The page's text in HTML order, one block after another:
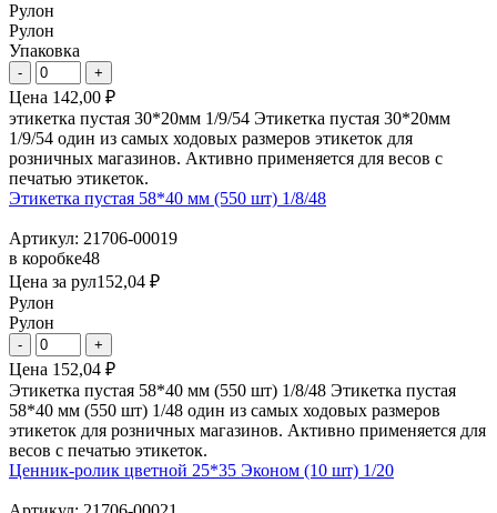
Рулон
Рулон
Упаковка
Цена 142,00 ₽
этикетка пустая 30*20мм 1/9/54 Этикетка пустая 30*20мм
1/9/54 один из самых ходовых размеров этикеток для
розничных магазинов. Активно применяется для весов с
печатью этикеток.
Этикетка пустая 58*40 мм (550 шт) 1/8/48
Артикул: 21706-00019
в коробке48
Цена за рул152,04 ₽
Рулон
Рулон
Цена 152,04 ₽
Этикетка пустая 58*40 мм (550 шт) 1/8/48 Этикетка пустая
58*40 мм (550 шт) 1/48 один из самых ходовых размеров
этикеток для розничных магазинов. Активно применяется для
весов с печатью этикеток.
Ценник-ролик цветной 25*35 Эконом (10 шт) 1/20